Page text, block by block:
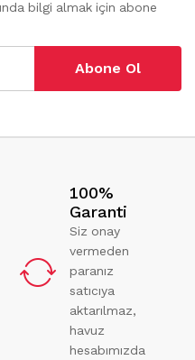
bilgi almak için abone
Abone Ol
100%
Garanti
Siz onay
vermeden
paranız
satıcıya
aktarılmaz,
havuz
hesabımızda